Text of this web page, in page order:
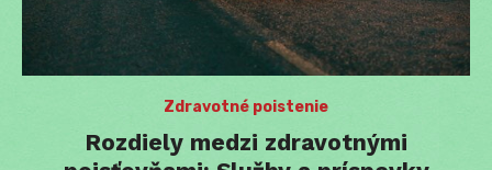
Zdravotné poistenie
Rozdiely medzi zdravotnými